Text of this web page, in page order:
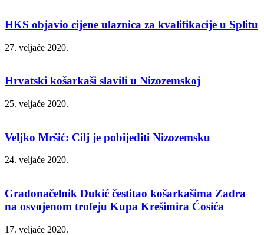
HKS objavio cijene ulaznica za kvalifikacije u Splitu
27. veljače 2020.
Hrvatski košarkaši slavili u Nizozemskoj
25. veljače 2020.
Veljko Mršić: Cilj je pobijediti Nizozemsku
24. veljače 2020.
Gradonačelnik Dukić čestitao košarkašima Zadra
na osvojenom trofeju Kupa Krešimira Ćosića
17. veljače 2020.